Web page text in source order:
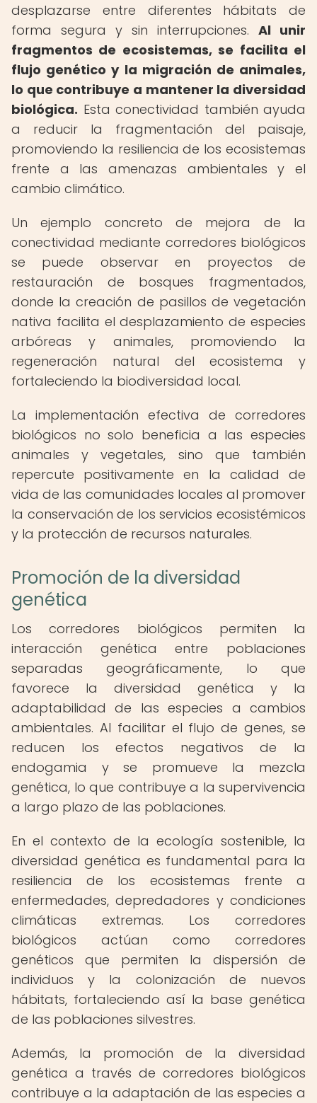
desplazarse entre diferentes hábitats de
forma segura y sin interrupciones. Al unir
fragmentos de ecosistemas, se facilita el
flujo genético y la migración de animales,
lo que contribuye a mantener la diversidad
biológica. Esta conectividad también ayuda
a reducir la fragmentación del paisaje,
promoviendo la resiliencia de los ecosistemas
frente a las amenazas ambientales y el
cambio climático.
Un ejemplo concreto de mejora de la
conectividad mediante corredores biológicos
se puede observar en proyectos de
restauración de bosques fragmentados,
donde la creación de pasillos de vegetación
nativa facilita el desplazamiento de especies
arbóreas y animales, promoviendo la
regeneración natural del ecosistema y
fortaleciendo la biodiversidad local.
La implementación efectiva de corredores
biológicos no solo beneficia a las especies
animales y vegetales, sino que también
repercute positivamente en la calidad de
vida de las comunidades locales al promover
la conservación de los servicios ecosistémicos
y la protección de recursos naturales.
Promoción de la diversidad
genética
Los corredores biológicos permiten la
interacción genética entre poblaciones
separadas geográficamente, lo que
favorece la diversidad genética y la
adaptabilidad de las especies a cambios
ambientales. Al facilitar el flujo de genes, se
reducen los efectos negativos de la
endogamia y se promueve la mezcla
genética, lo que contribuye a la supervivencia
a largo plazo de las poblaciones.
En el contexto de la ecología sostenible, la
diversidad genética es fundamental para la
resiliencia de los ecosistemas frente a
enfermedades, depredadores y condiciones
climáticas extremas. Los corredores
biológicos actúan como corredores
genéticos que permiten la dispersión de
individuos y la colonización de nuevos
hábitats, fortaleciendo así la base genética
de las poblaciones silvestres.
Además, la promoción de la diversidad
genética a través de corredores biológicos
contribuye a la adaptación de las especies a